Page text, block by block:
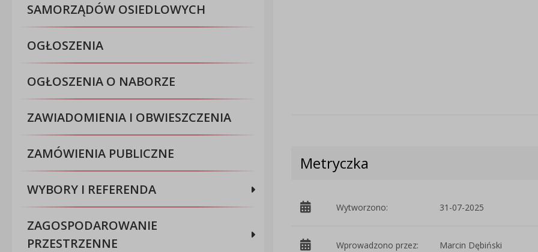
SAMORZĄDÓW OSIEDLOWYCH
OGŁOSZENIA
OGŁOSZENIA O NABORZE
ZAWIADOMIENIA I OBWIESZCZENIA
ZAMÓWIENIA PUBLICZNE
WYBORY I REFERENDA
ZAGOSPODAROWANIE
PRZESTRZENNE
Metryczka
Wytworzono: 31-07-2025
Wprowadzono przez: Marcin Dębiński